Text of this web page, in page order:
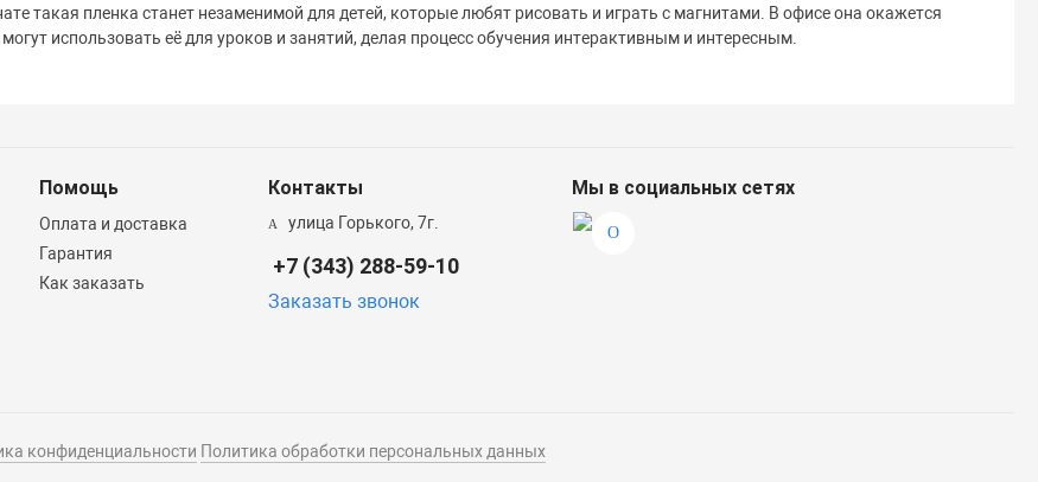
такая пленка станет незаменимой для детей, которые любят рисовать и играть с магнитами. В офисе она окажется
использовать её для уроков и занятий, делая процесс обучения интерактивным и интересным.
Помощь
Оплата и доставка
Гарантия
Как заказать
Контакты
улица Горького, 7г.
+7 (343) 288-59-10
Заказать звонок
Мы в социальных сетях
конфиденциальности Политика обработки персональных данных